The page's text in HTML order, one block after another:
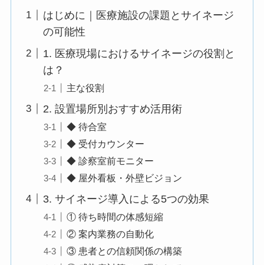
はじめに｜医療施設の課題とサイネージ
の可能性
1. 医療現場におけるサイネージの役割と
は？
主な役割
2. 設置場所別おすすめ活用術
◆ 待合室
◆ 受付カウンター
◆ 診察室前モニター
◆ 屋外看板・外壁ビジョン
3. サイネージ導入による5つの効果
① 待ち時間の体感短縮
② 案内業務の自動化
③ 患者との信頼関係の構築